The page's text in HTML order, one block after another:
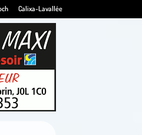
Calixa-Lavallée